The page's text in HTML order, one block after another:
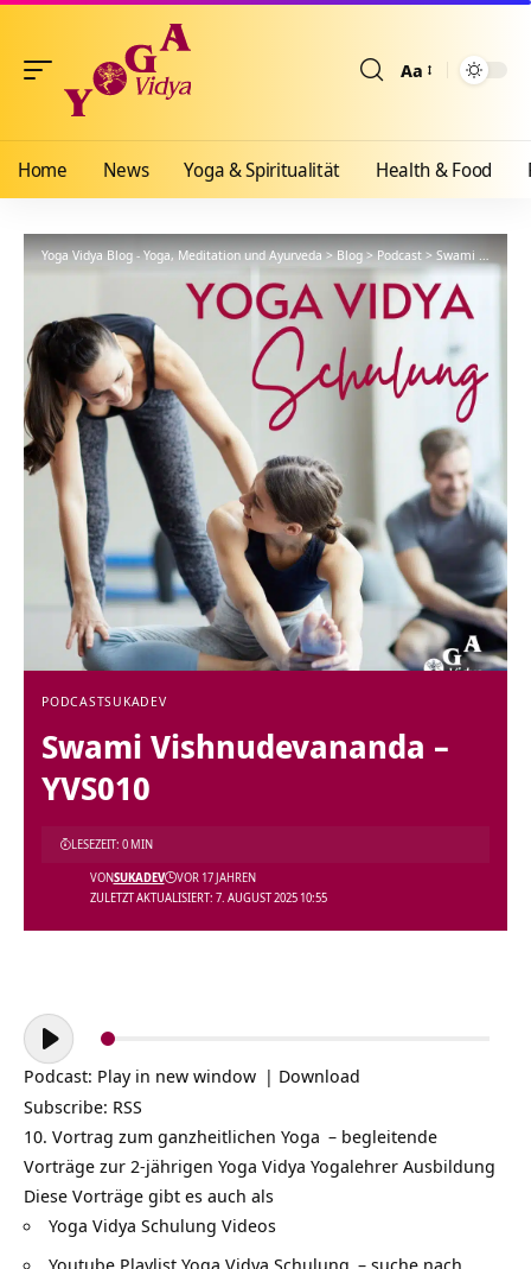
Aa
Home News Yoga & Spiritualität Health & Food
Yoga Vidya Blog - Yoga, Meditation und Ayurveda>Blog>Podcast>Swami Vishnudevananda – YVS010
PODCASTSUKADEV
Swami Vishnudevananda –
YVS010
ZULETZT AKTUALISIERT: 7. AUGUST 2025 10:55
VONSUKADEV VOR 17 JAHREN
LESEZEIT: 0 MIN
Audio-
Player
Podcast: Play in new window | Download
Subscribe: RSS
10. Vortrag zum ganzheitlichen Yoga – begleitende
Vorträge zur 2-jährigen Yoga Vidya Yogalehrer Ausbildung
Diese Vorträge gibt es auch als
Yoga Vidya Schulung Videos
Youtube Playlist Yoga Vidya Schulung – suche nach